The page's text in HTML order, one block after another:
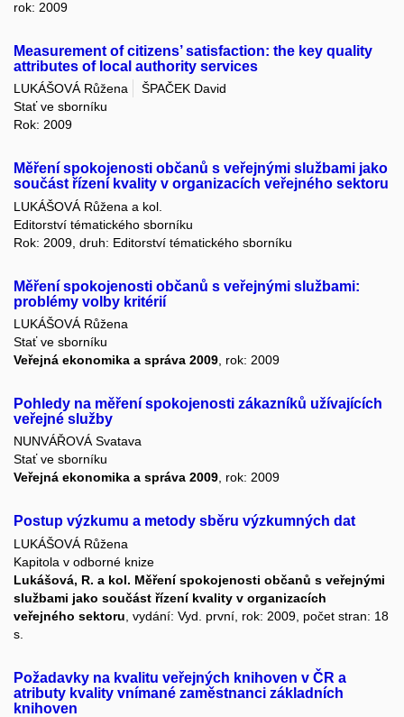
rok: 2009
Measurement of citizens’ satisfaction: the key quality
attributes of local authority services
LUKÁŠOVÁ Růžena
ŠPAČEK David
Stať ve sborníku
Rok: 2009
Měření spokojenosti občanů s veřejnými službami jako
součást řízení kvality v organizacích veřejného sektoru
LUKÁŠOVÁ Růžena a kol.
Editorství tématického sborníku
Rok: 2009, druh: Editorství tématického sborníku
Měření spokojenosti občanů s veřejnými službami:
problémy volby kritérií
LUKÁŠOVÁ Růžena
Stať ve sborníku
Veřejná ekonomika a správa 2009 , rok: 2009
Pohledy na měření spokojenosti zákazníků užívajících
veřejné služby
NUNVÁŘOVÁ Svatava
Stať ve sborníku
Veřejná ekonomika a správa 2009, rok: 2009
Postup výzkumu a metody sběru výzkumných dat
LUKÁŠOVÁ Růžena
Kapitola v odborné knize
Lukášová, R. a kol. Měření spokojenosti občanů s veřejnými
službami jako součást řízení kvality v organizacích
veřejného sektoru , vydání: Vyd. první, rok: 2009, počet stran: 18
s.
Požadavky na kvalitu veřejných knihoven v ČR a
atributy kvality vnímané zaměstnanci základních
knihoven